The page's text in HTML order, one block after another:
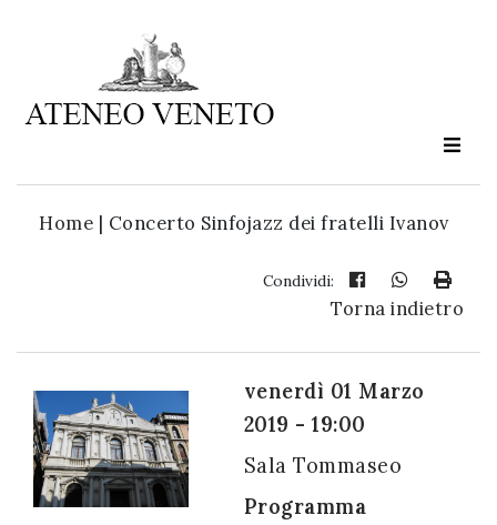
Home | Concerto Sinfojazz dei fratelli Ivanov
Condividi:
Torna indietro
venerdì 01 Marzo
2019 - 19:00
Sala Tommaseo
Programma
Ateneo
è
cultura
newsletter: